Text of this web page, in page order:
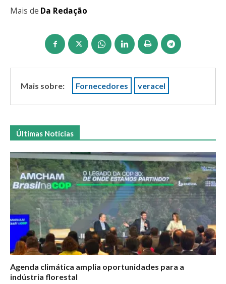
Mais de Da Redação
Mais sobre: Fornecedores veracel
Últimas Notícias
Agenda climática amplia oportunidades para a
indústria florestal